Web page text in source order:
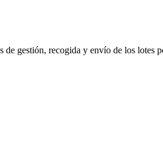
gestión, recogida y envío de los lotes